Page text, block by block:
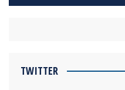
TWITTER